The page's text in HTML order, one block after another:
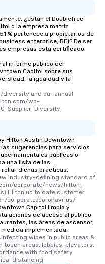
¿están el DoubleTree
o la empresa matriz
% pertenece a propietarios de
enterprise, BE)? De ser
empresas está certificado.
al informe público del
Capitol sobre sus
la igualdad y la
and our annual
wp-
Supplier-Diversity-
Hilton Austin Downtown
sugerencias para servicios
públicas o
una lista de las
dichas prácticas.
industry-defining standard of
corporate/news/hilton-
Hilton up to date customer
corporate/coronavirus/
Capitol limpia y
de acceso al público
las áreas de ascensor,
implementada.
wipes in public areas &
touch areas, lobbies, elevators,
with food safety
distancing